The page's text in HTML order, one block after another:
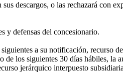
descargos, o las rechazará con
y defensas del concesionario.
a su notificación, recurso
los siguientes 30 días hábiles, la
jerárquico interpuesto